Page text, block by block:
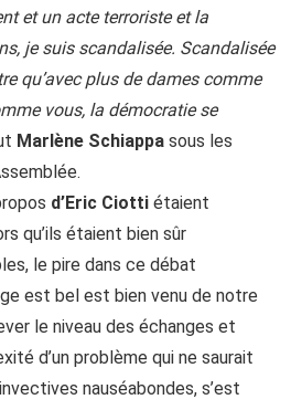
et un acte terroriste et la
je suis scandalisée. Scandalisée
qu’avec plus de dames comme
vous, la démocratie se
Marlène Schiappa sous les
d’Eric Ciotti étaient
qu’ils étaient bien sûr
le pire dans ce débat
est bel est bien venu de notre
le niveau des échanges et
d’un problème qui ne saurait
nauséabondes, s’est